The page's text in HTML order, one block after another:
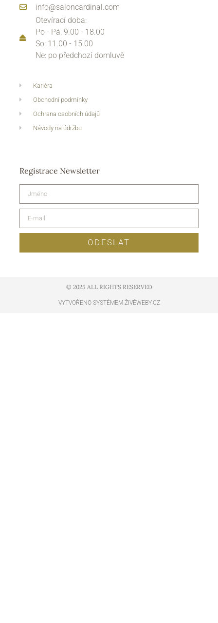
info@saloncardinal.com
Otevírací doba:
Po - Pá: 9.00 - 18.00
So: 11.00 - 15.00
Ne: po předchozí domluvě
Kariéra
Obchodní podmínky
Ochrana osobních údajů
Návody na údržbu
Registrace Newsletter
ODESLAT
© 2025 ALL RIGHTS RESERVED​
VYTVOŘENO SYSTÉMEM ŽIVÉWEBY.CZ